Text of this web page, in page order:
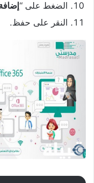
الضغط على “
النقر على حفظ.